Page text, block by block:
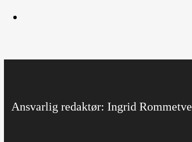
Ansvarlig redaktør: Ingrid